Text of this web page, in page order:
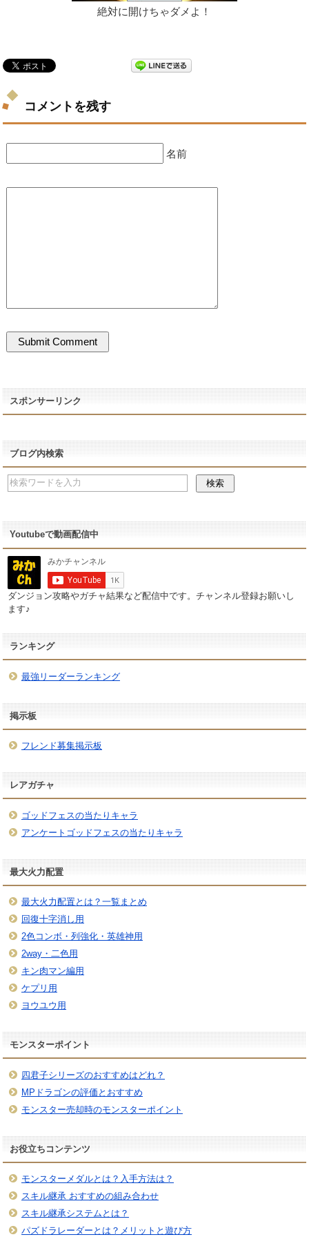
絶対に開けちゃダメよ！
コメントを残す
名前
スポンサーリンク
ブログ内検索
Youtubeで動画配信中
ダンジョン攻略やガチャ結果など配信中です。チャンネル登録お願いし
ます♪
ランキング
最強リーダーランキング
掲示板
フレンド募集掲示板
レアガチャ
ゴッドフェスの当たりキャラ
アンケートゴッドフェスの当たりキャラ
最大火力配置
最大火力配置とは？一覧まとめ
回復十字消し用
2色コンボ・列強化・英雄神用
2way・二色用
キン肉マン編用
ケプリ用
ヨウユウ用
モンスターポイント
四君子シリーズのおすすめはどれ？
MPドラゴンの評価とおすすめ
モンスター売却時のモンスターポイント
お役立ちコンテンツ
モンスターメダルとは？入手方法は？
スキル継承 おすすめの組み合わせ
スキル継承システムとは？
パズドラレーダーとは？メリットと遊び方